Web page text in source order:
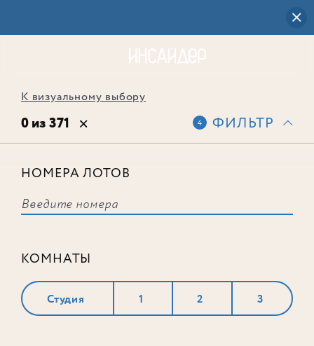
К визуальному выбору
0 из 371 4 ФИЛЬТР
НОМЕРА ЛОТОВ
КОМНАТЫ
Студия 1 2 3
соответствует ни одного лота